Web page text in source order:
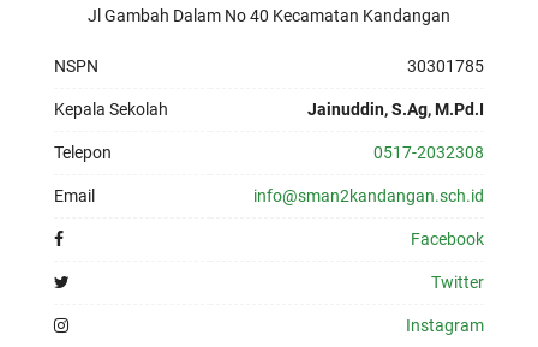
Jl Gambah Dalam No 40 Kecamatan Kandangan
NSPN 30301785
Kepala Sekolah Jainuddin, S.Ag, M.Pd.I
Telepon 0517-2032308
Email info@sman2kandangan.sch.id
Facebook
Twitter
Instagram